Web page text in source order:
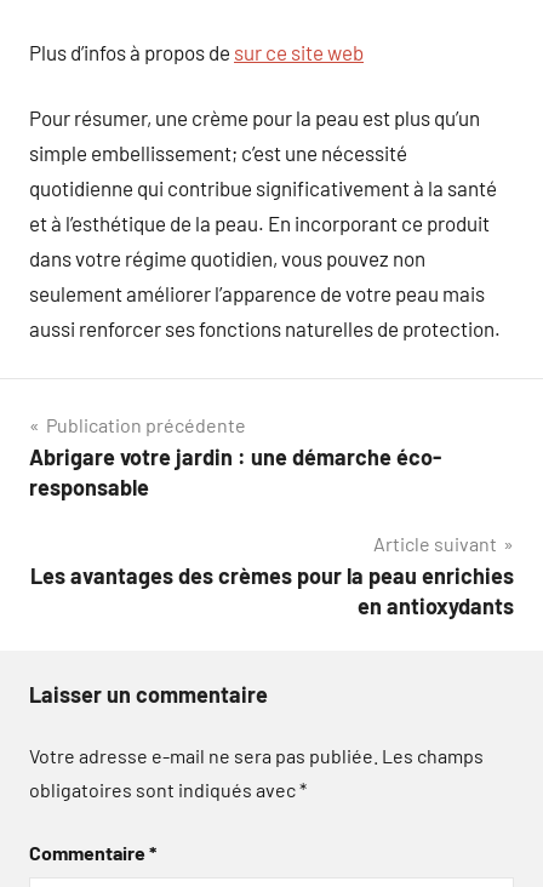
Plus d’infos à propos de sur ce site web
Pour résumer, une crème pour la peau est plus qu’un
simple embellissement; c’est une nécessité
quotidienne qui contribue significativement à la santé
et à l’esthétique de la peau. En incorporant ce produit
dans votre régime quotidien, vous pouvez non
seulement améliorer l’apparence de votre peau mais
aussi renforcer ses fonctions naturelles de protection.
Navigation
de
Publication précédente
Abrigare votre jardin : une démarche éco-
responsable
Article suivant
Les avantages des crèmes pour la peau enrichies
en antioxydants
Laisser un commentaire
Votre adresse e-mail ne sera pas publiée. Les champs
obligatoires sont indiqués avec*
Commentaire*